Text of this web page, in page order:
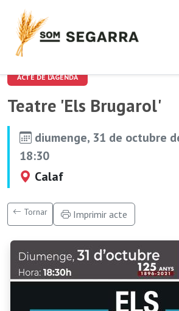
ACTE DE L'AGENDA
Teatre 'Els Brugarol'
diumenge, 31 de octubre
18:30
Calaf
Tornar Imprimir acte